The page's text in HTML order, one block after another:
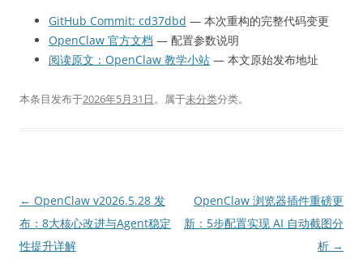
GitHub Commit: cd37dbd — 本次重构的完整代码变更
OpenClaw 官方文档 — 配置参数说明
阅读原文：OpenClaw 教学小站 — 本文原始发布地址
本条目发布于2026年5月31日。属于未分类分类。
文
章
导
← OpenClaw v2026.5.28 发
布：8大核心改进与Agent稳定
性提升详解
OpenClaw 浏览器插件重磅更
新：5步配置实现 AI 自动截图分
析 →